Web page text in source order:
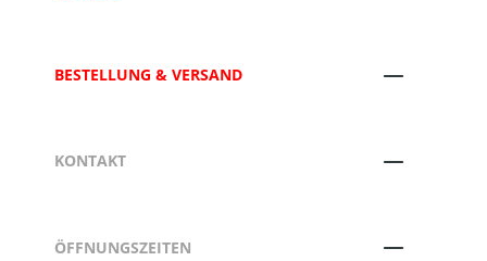
BESTELLUNG & VERSAND
KONTAKT
ÖFFNUNGSZEITEN